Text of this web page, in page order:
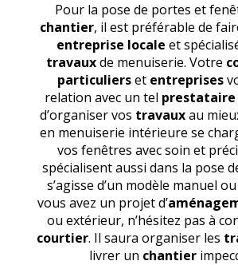
Pour la pose de portes et
chantier, il est préférable de
entreprise locale et
travauxde menuiserie. Votre
particulierset entreprises
relation avec un tel prestataire
d’organiser vos travauxau
en menuiserie intérieure se
vos fenêtres avec soin et
spécialisent aussi dans la pose
s’agisse d’un modèle manuel
vous avez un projet d’
ou extérieur, n’hésitez pas à
courtier. Il saura organiser les
livrer un chantier